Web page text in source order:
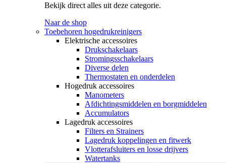
Bekijk direct alles uit deze categorie.
Naar de shop
Toebehoren hogedrukreinigers
Elektrische accessoires
Drukschakelaars
Stromingsschakelaars
Diverse delen
Thermostaten en onderdelen
Hogedruk accessoires
Manometers
Afdichtingsmiddelen en borgmiddelen
Accumulators
Lagedruk accessoires
Filters en Strainers
Lagedruk koppelingen en fitwerk
Vlotterafsluiters en losse drijvers
Watertanks